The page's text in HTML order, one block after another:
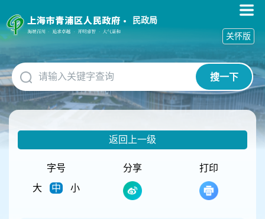
障
碍
作
说
明
跳
到
网
民政局
搜一下
关怀版
返回上一级
字号
大
中 小
分享 打印